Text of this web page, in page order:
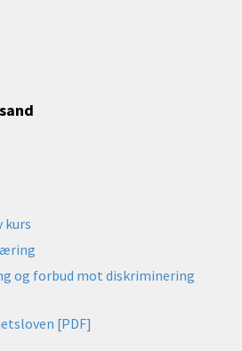
kurs
og forbud mot diskriminering
[PDF]